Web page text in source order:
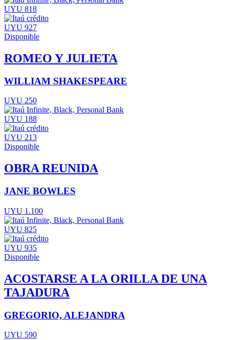
UYU 818
UYU 927
Disponible
ROMEO Y JULIETA
WILLIAM SHAKESPEARE
UYU 250
UYU 188
UYU 213
Disponible
OBRA REUNIDA
JANE BOWLES
UYU 1.100
UYU 825
UYU 935
Disponible
ACOSTARSE A LA ORILLA DE UNA
TAJADURA
GREGORIO, ALEJANDRA
UYU 590